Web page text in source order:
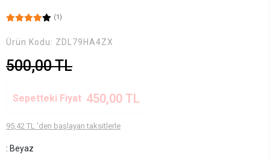
(1)
Ürün Kodu: ZDL79HA4ZX
500,00 TL
Sepetteki Fiyat 450,00 TL
95,42 TL 'den başlayan taksitlerle
: Beyaz